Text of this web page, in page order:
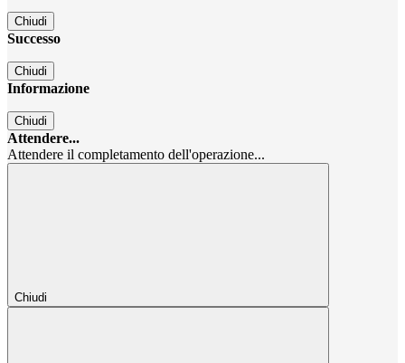
Chiudi
Successo
Chiudi
Informazione
Chiudi
Attendere...
Attendere il completamento dell'operazione...
Chiudi